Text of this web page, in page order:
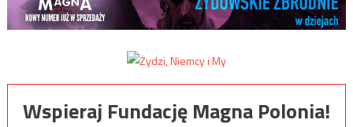
Wspieraj Fundację Magna Polonia!